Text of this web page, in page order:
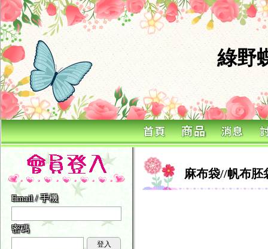
綠野
Email / 手機
密碼
登入
麻布袋//帆布胚